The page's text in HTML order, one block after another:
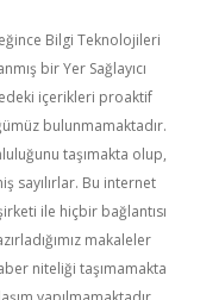
Bilgi Teknolojileri
bir Yer Sağlayıcı
içerikleri proaktif
bulunmamaktadır.
taşımakta olup,
sayılırlar. Bu internet
ile hiçbir bağlantısı
makaleler
niteliği taşımamakta